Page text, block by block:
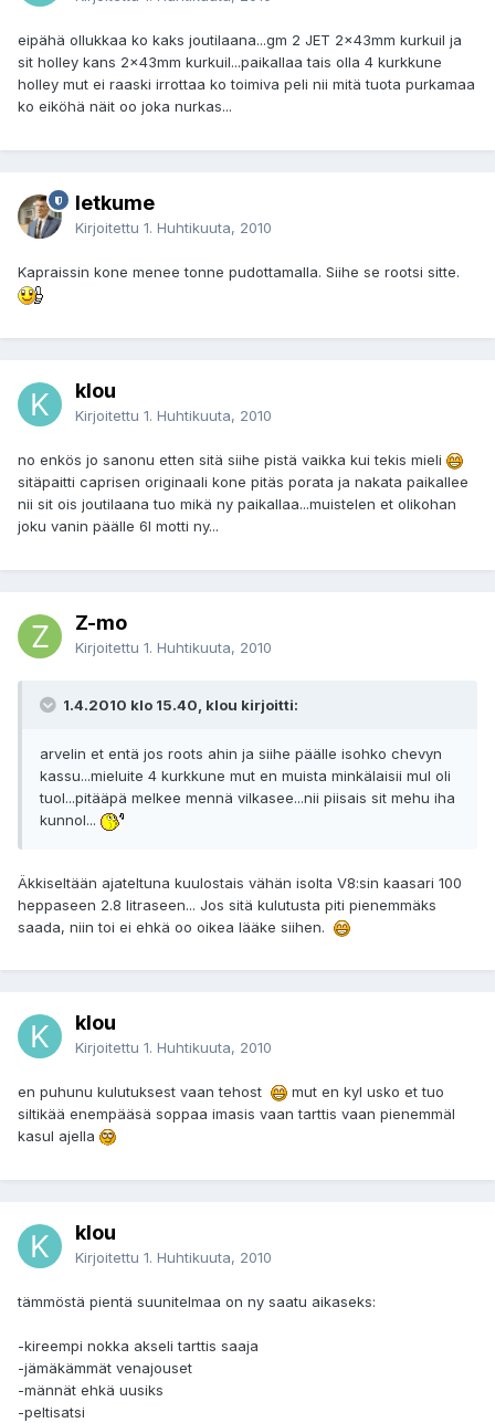
eipähä ollukkaa ko kaks joutilaana...gm 2 JET 2x43mm kurkuil ja
sit holley kans 2x43mm kurkuil...paikallaa tais olla 4 kurkkune
holley mut ei raaski irrottaa ko toimiva peli nii mitä tuota purkamaa
ko eiköhä näit oo joka nurkas...
letkume
Kirjoitettu 1. Huhtikuuta, 2010
Kapraissin kone menee tonne pudottamalla. Siihe se rootsi sitte.
klou
Kirjoitettu 1. Huhtikuuta, 2010
no enkös jo sanonu etten sitä siihe pistä vaikka kui tekis mieli
sitäpaitti caprisen originaali kone pitäs porata ja nakata paikallee
nii sit ois joutilaana tuo mikä ny paikallaa...muistelen et olikohan
joku vanin päälle 6l motti ny...
Z-mo
Kirjoitettu 1. Huhtikuuta, 2010
1.4.2010 klo 15.40, klou kirjoitti:
arvelin et entä jos roots ahin ja siihe päälle isohko chevyn
kassu...mieluite 4 kurkkune mut en muista minkälaisii mul oli
tuol...pitääpä melkee mennä vilkasee...nii piisais sit mehu iha
kunnol...
Äkkiseltään ajateltuna kuulostais vähän isolta V8:sin kaasari 100
heppaseen 2.8 litraseen... Jos sitä kulutusta piti pienemmäks
saada, niin toi ei ehkä oo oikea lääke siihen.
klou
Kirjoitettu 1. Huhtikuuta, 2010
en puhunu kulutuksest vaan tehost
mut en kyl usko et tuo
siltikää enempääsä soppaa imasis vaan tarttis vaan pienemmäl
kasul ajella
klou
Kirjoitettu 1. Huhtikuuta, 2010
tämmöstä pientä suunitelmaa on ny saatu aikaseks:
-kireempi nokka akseli tarttis saaja
-jämäkämmät venajouset
-männät ehkä uusiks
-peltisatsi